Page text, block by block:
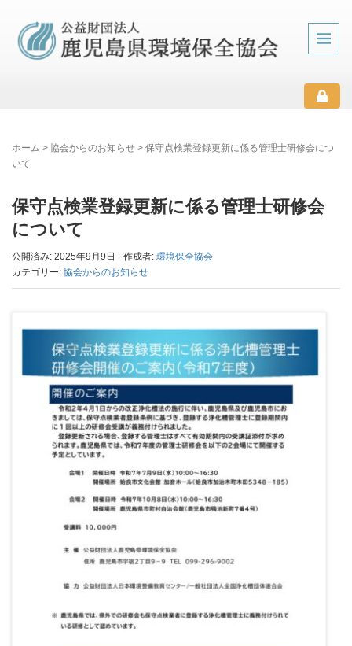
ホーム > 協会からのお知らせ > 保守点検業登録更新に係る管理士研修会につ
いて
保守点検業登録更新に係る管理士研修会
について
公開済み: 2025年9月9日 作成者: 環境保全協会
カテゴリー: 協会からのお知らせ